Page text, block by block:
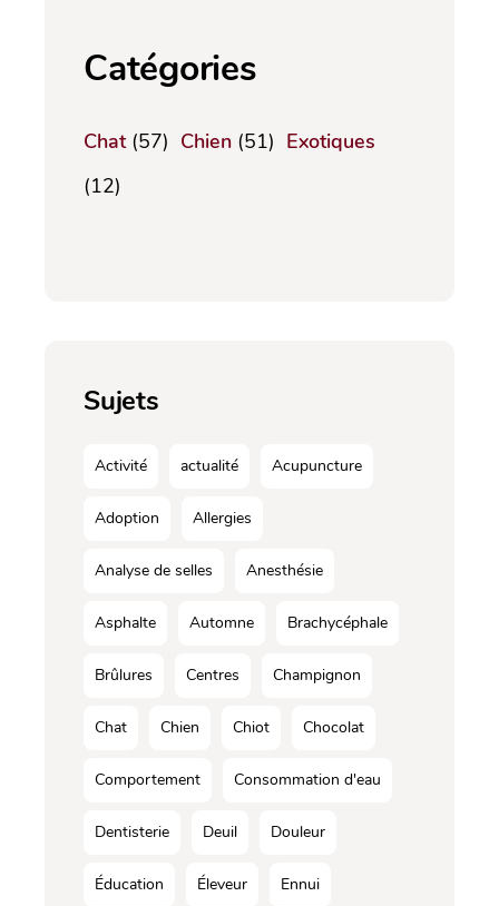
Catégories
Chat(57) Chien (51) Exotiques
(12)
Sujets
Activité actualité Acupuncture
Adoption Allergies
Analyse de selles Anesthésie
Asphalte Automne Brachycéphale
Brûlures Centres Champignon
Chat Chien Chiot Chocolat
Comportement Consommation d'eau
Dentisterie Deuil Douleur
Éducation Éleveur Ennui